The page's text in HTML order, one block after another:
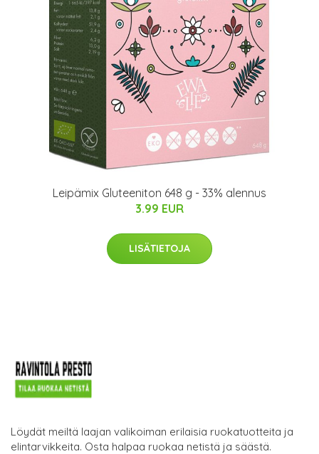
Leipämix Gluteeniton 648 g - 33% alennus
3.99 EUR
LISÄTIETOJA
Löydät meiltä laajan valikoiman erilaisia ruokatuotteita ja
elintarvikkeita. Osta halpaa ruokaa netistä ja säästä.